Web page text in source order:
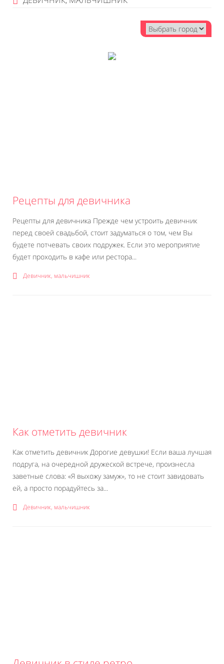
Рецепты для девичника
Рецепты для девичника Прежде чем устроить девичник
перед своей свадьбой, стоит задуматься о том, чем Вы
будете потчевать своих подружек. Если это мероприятие
будет проходить в кафе или рестора...
Девичник, мальчишник
Как отметить девичник
Как отметить девичник Дорогие девушки! Если ваша лучшая
подруга, на очередной дружеской встрече, произнесла
заветные слова: «Я выхожу замуж», то не стоит завидовать
ей, а просто порадуйтесь за...
Девичник, мальчишник